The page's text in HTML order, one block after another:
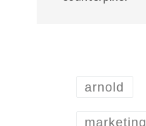
arnold
marketing